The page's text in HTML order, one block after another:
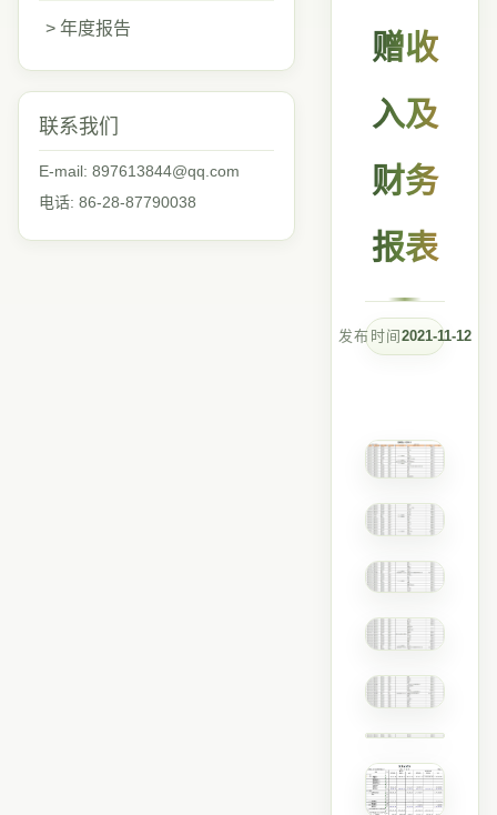
> 年度报告
联系我们
E-mail: 897613844@qq.com
电话: 86-28-87790038
赠收
入及
财务
报表
发布时间 2021-11-12